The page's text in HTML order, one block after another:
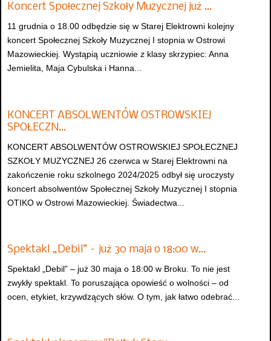
Koncert Społecznej Szkoły Muzycznej już …
11 grudnia o 18.00 odbędzie się w Starej Elektrowni kolejny
koncert Społecznej Szkoły Muzycznej I stopnia w Ostrowi
Mazowieckiej. Wystąpią uczniowie z klasy skrzypiec: Anna
Jemielita, Maja Cybulska i Hanna...
KONCERT ABSOLWENTÓW OSTROWSKIEJ
SPOŁECZN…
KONCERT ABSOLWENTÓW OSTROWSKIEJ SPOŁECZNEJ
SZKOŁY MUZYCZNEJ 26 czerwca w Starej Elektrowni na
zakończenie roku szkolnego 2024/2025 odbył się uroczysty
koncert absolwentów Społecznej Szkoły Muzycznej I stopnia
OTIKO w Ostrowi Mazowieckiej. Świadectwa...
Spektakl „Debil” – już 30 maja o 18:00 w…
Spektakl „Debil” – już 30 maja o 18:00 w Broku. To nie jest
zwykły spektakl. To poruszająca opowieść o wolności – od
ocen, etykiet, krzywdzących słów. O tym, jak łatwo odebrać...